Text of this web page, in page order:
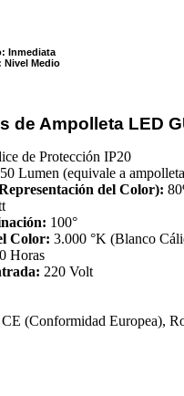
Inmediata
Nivel Medio
de Ampolleta LED
de Protección IP20
Lumen (equivale a
del Color):
100°
Color: 3.000 °K (Blanco
Horas
220 Volt
CE (Conformidad Europea),